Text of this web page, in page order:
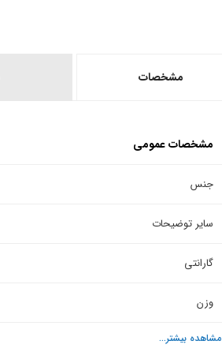
مشخصات
مشخصات عمومی
جنس
سایر توضیحات
گارانتی
وزن
مشاهده بیشتر...